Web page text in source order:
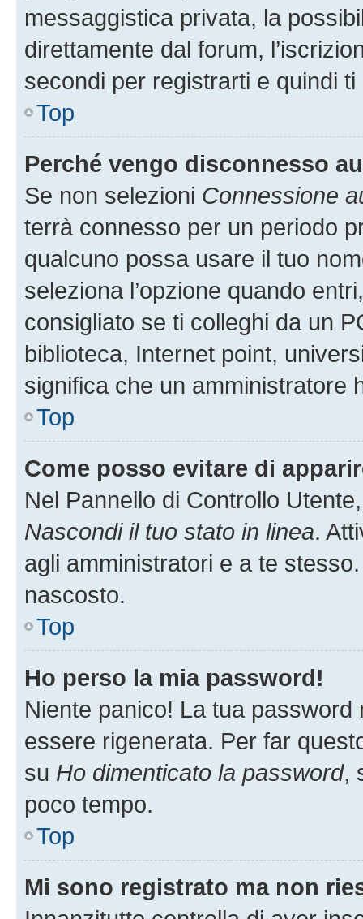
messaggistica privata, la
direttamente dal forum,
secondi per registrarti e quindi
Top
Perché vengo disconnesso
Se non selezioni Connessione
terrà connesso per un periodo
qualcuno possa usare il tuo
seleziona l’opzione quando
consigliato se ti colleghi da un
biblioteca, Internet point,
significa che un amministratore
Top
Come posso evitare di
Nel Pannello di Controllo
Nascondi il tuo stato in linea.
agli amministratori e a te
nascosto.
Top
Ho perso la mia password!
Niente panico! La tua
essere rigenerata. Per far
su Ho dimenticato la password,
poco tempo.
Top
Mi sono registrato ma non